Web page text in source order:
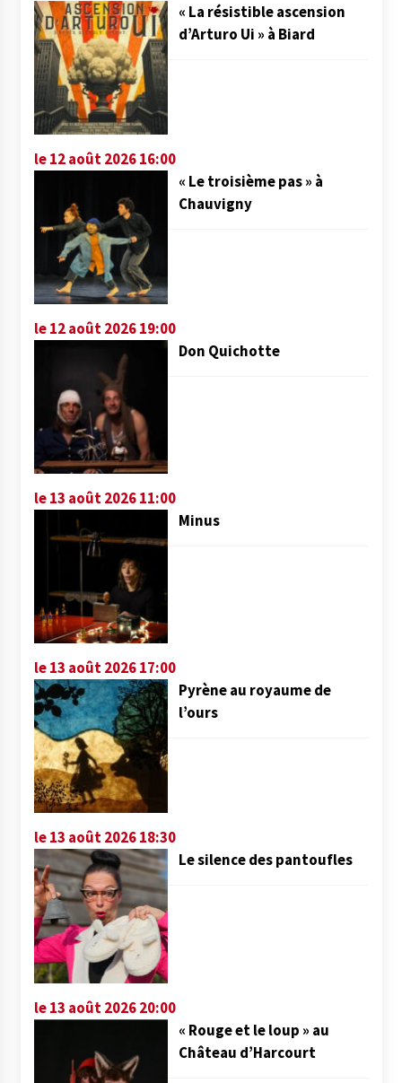
« La résistible ascension
d’Arturo Ui » à Biard
le 12 août 2026 16:00
« Le troisième pas » à
Chauvigny
le 12 août 2026 19:00
Don Quichotte
le 13 août 2026 11:00
Minus
le 13 août 2026 17:00
Pyrène au royaume de
l’ours
le 13 août 2026 18:30
Le silence des pantoufles
le 13 août 2026 20:00
« Rouge et le loup » au
Château d’Harcourt